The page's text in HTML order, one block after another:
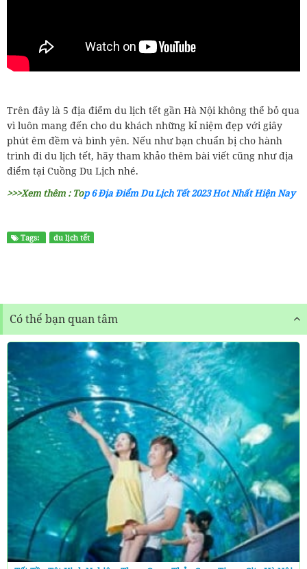
Trên đây là 5 địa điểm du lịch tết gần Hà Nội không thể bỏ qua
vì luôn mang đến cho du khách những kỉ niệm đẹp với giây
phút êm đềm và bình yên. Nếu như bạn chuẩn bị cho hành
trình đi du lịch tết, hãy tham khảo thêm bài viết cũng như địa
điểm tại Cuồng Du Lịch nhé.
>>>Xem thêm : Top 6 Địa Điểm Du Lịch Tết 2023 Hot Nhất Hiện Nay
Tags: du lịch tết
Có thể bạn quan tâm